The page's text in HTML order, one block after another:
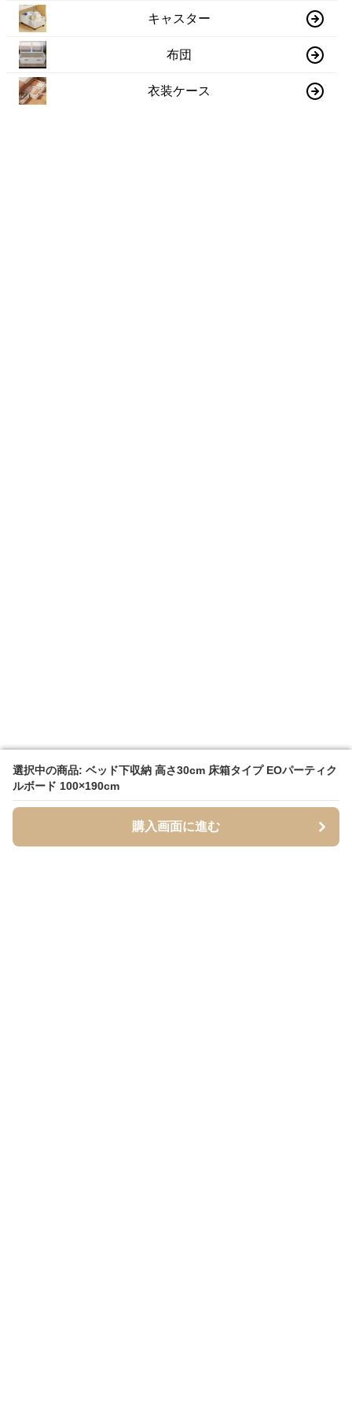
選択中の商品: ベッド下収納 高さ30cm 床箱タイプ EOパーティク
ルボード 100×190cm
購入画面に進む
選択中の商品: ベッド下収納 高さ30cm 床箱タイプ EOパーティク
ルボード 100×190cm
購入画面に進む
キャスター
布団
衣装ケース